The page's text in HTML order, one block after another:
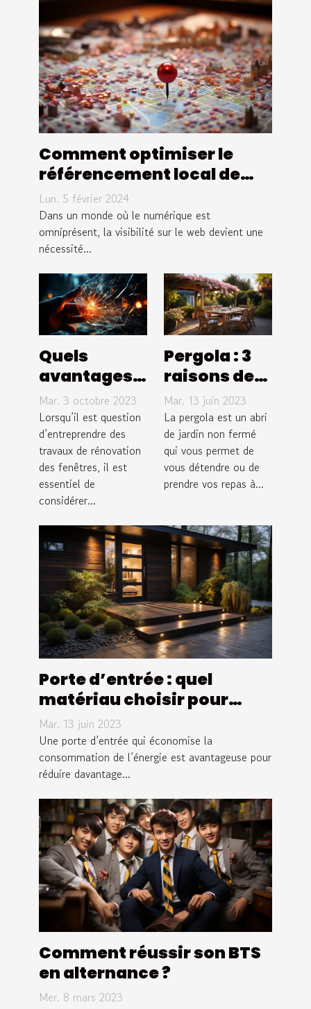
Comment optimiser le
référencement local de
votre site internet à
Pulversheim
Lun. 5 février 2024
Dans un monde où le numérique est
omniprésent, la visibilité sur le web devient une
nécessité...
Quels
avantages à
remplacer
vos fenêtres
par des
verres de
sécurité?
Mar. 3 octobre 2023
Lorsqu’il est question
d’entreprendre des
travaux de rénovation
des fenêtres, il est
essentiel de
considérer...
Pergola : 3
raisons de
l’installer
dans votre
jardin
Mar. 13 juin 2023
La pergola est un abri
de jardin non fermé
qui vous permet de
vous détendre ou de
prendre vos repas à...
Porte d’entrée : quel
matériau choisir pour
réduire la consommation
électrique ?
Mar. 13 juin 2023
Une porte d’entrée qui économise la
consommation de l’énergie est avantageuse pour
réduire davantage...
Comment réussir son BTS
en alternance ?
Mer. 8 mars 2023